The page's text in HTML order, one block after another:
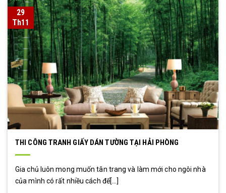
29
Th11
THI CÔNG TRANH GIẤY DÁN TƯỜNG TẠI HẢI PHÒNG
Gia chủ luôn mong muốn tân trang và làm mới cho ngôi nhà
của mình có rất nhiều cách để[...]